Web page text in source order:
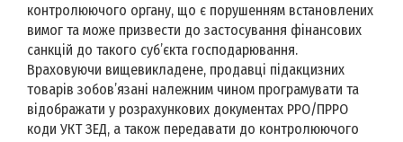
контролюючого органу, що є порушенням встановлених
вимог та може призвести до застосування фінансових
санкцій до такого суб’єкта господарювання.
Враховуючи вищевикладене, продавці підакцизних
товарів зобов’язані належним чином програмувати та
відображати у розрахункових документах РРО/ПРРО
коди УКТ ЗЕД, а також передавати до контролюючого